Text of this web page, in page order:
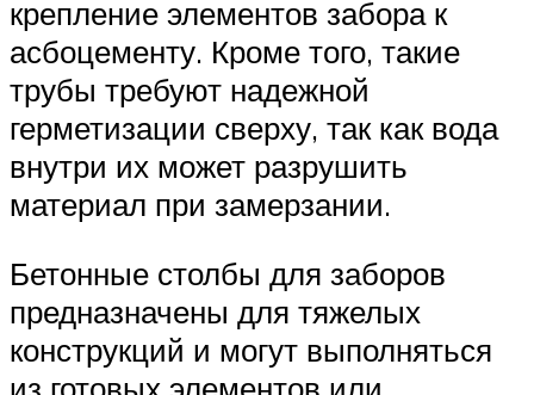
крепление элементов забора к
асбоцементу. Кроме того, такие
трубы требуют надежной
герметизации сверху, так как вода
внутри их может разрушить
материал при замерзании.
Бетонные столбы для заборов
предназначены для тяжелых
конструкций и могут выполняться